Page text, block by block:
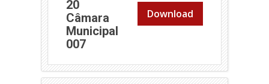
20
Câmara
Municipal
007(abre em nova janela)
Download